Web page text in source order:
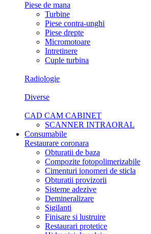
Piese de mana
Turbine
Piese contra-unghi
Piese drepte
Micromotoare
Intretinere
Cuple turbina
Radiologie
Diverse
CAD CAM CABINET
SCANNER INTRAORAL
Consumabile
Restaurare coronara
Obturatii de baza
Compozite fotopolimerizabile
Cimenturi ionomeri de sticla
Obturatii provizorii
Sisteme adezive
Demineralizare
Sigilanti
Finisare si lustruire
Restaurari protetice